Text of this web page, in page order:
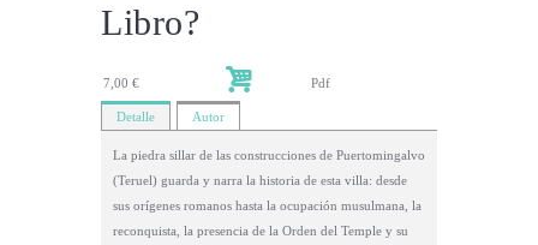
Libro?
7,00 € Pdf
Detalle Autor
La piedra sillar de las construcciones de Puertomingalvo
(Teruel) guarda y narra la historia de esta villa: desde
sus orígenes romanos hasta la ocupación musulmana, la
reconquista, la presencia de la Orden del Temple y su